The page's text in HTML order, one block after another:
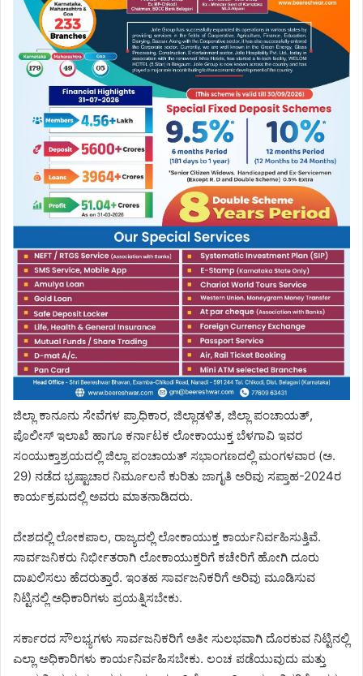
ಜಿಲ್ಲಾ ಕಾನೂನು ಸೇವೆಗಳ ಪ್ರಾಧಿಕಾರ, ಜಿಲ್ಲಾಡಳಿತ, ಜಿಲ್ಲಾ ಪಂಚಾಯತ್,
ಪೊಲೀಸ್ ಇಲಾಖೆ ಹಾಗೂ ಕರ್ನಾಟಕ ಲೋಕಾಯುಕ್ತ ಬೆಳಗಾವಿ ಇವರ
ಸಂಯುಕ್ತಾಶ್ರಯದಲ್ಲಿ ಜಿಲ್ಲಾ ಪಂಚಾಯತ್ ಸಭಾಂಗಣದಲ್ಲಿ ಮಂಗಳವಾರ (ಅ.
29) ನಡೆದ ಭ್ರಷ್ಟಾಚಾರ ನಿರ್ಮೂಲನೆ ಕುರಿತು ಜಾಗೃತಿ ಅರಿವು ಸಪ್ತಾಹ-2024ರ
ಕಾರ್ಯಕ್ರಮದಲ್ಲಿ ಅವರು ಮಾತನಾಡಿದರು.
ದೇಶದಲ್ಲಿ ಲೋಕಪಾಲ, ರಾಜ್ಯದಲ್ಲಿ ಲೋಕಾಯುಕ್ತ ಕಾರ್ಯನಿರ್ವಹಿಸುತ್ತಿವೆ.
ಸಾರ್ವಜನಿಕರು ನಿರ್ಭೀತರಾಗಿ ಲೋಕಾಯುಕ್ತರಿಗೆ ಕಚೇರಿಗೆ ಹೋಗಿ ದೂರು
ದಾಖಲಿಸಲು ಹೆದರುತ್ತಾರೆ. ಇಂತಹ ಸಾರ್ವಜನಿಕರಿಗೆ ಅರಿವು ಮೂಡಿಸುವ
ನಿಟ್ಟಿನಲ್ಲಿ ಅಧಿಕಾರಿಗಳು ಪ್ರಯತ್ನಿಸಬೇಕು.
ಸರ್ಕಾರದ ಸೌಲಭ್ಯಗಳು ಸಾರ್ವಜನಿಕರಿಗೆ ಅತೀ ಸುಲಭವಾಗಿ ದೊರಕುವ ನಿಟ್ಟಿನಲ್ಲಿ
ಎಲ್ಲಾ ಅಧಿಕಾರಿಗಳು ಕಾರ್ಯನಿರ್ವಹಿಸಬೇಕು. ಲಂಚ ಪಡೆಯುವುದು ಮತ್ತು